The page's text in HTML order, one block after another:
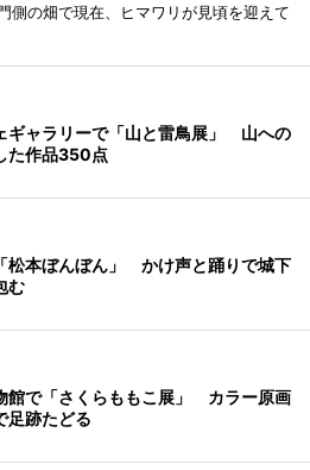
側の畑で現在、ヒマワリが見頃を迎えて
ギャラリーで「山と雷鳥展」 山への
た作品350点
松本ぼんぼん」 かけ声と踊りで城下
む
館で「さくらももこ展」 カラー原画
足跡たどる